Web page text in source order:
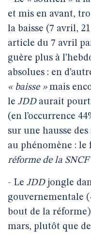
et mis en avant,
la baisse (7 avril,
article du 7 avril
guère plus à
absolues : en
« baisse »mais
le JDD aurait
(en l’occurrence
sur une hausse
au phénomène :
réforme de la
- Le JDD jongle
gouvernementale (
bout de la
mars, plutôt que